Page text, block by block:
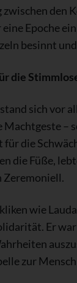
zwischen den
Epoche
besinnt
die
sich vor
Machtgeste –
für die
die Füße,
Zeremoniell.
wie
Er
zur